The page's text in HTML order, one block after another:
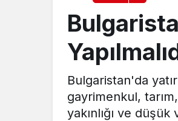
Bulgaristan'da
gayrimenkul,
yakınlığı ve